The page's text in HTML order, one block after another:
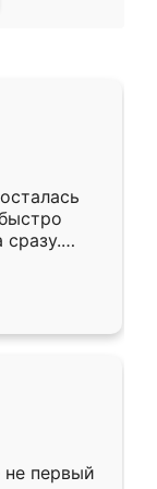
сразу.
к
Собрали
даже
первый